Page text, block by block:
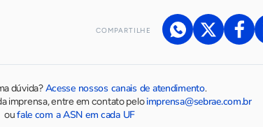
COMPARTILHE
dúvida?Acesse nossos canais de atendimento.
imprensa, entre em contato peloimprensa@sebrae.com.br
oufale com a ASN em cada UF